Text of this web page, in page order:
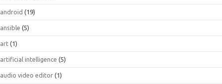
android (19)
ansible (5)
art (1)
artificial intelligence (5)
audio video editor (1)